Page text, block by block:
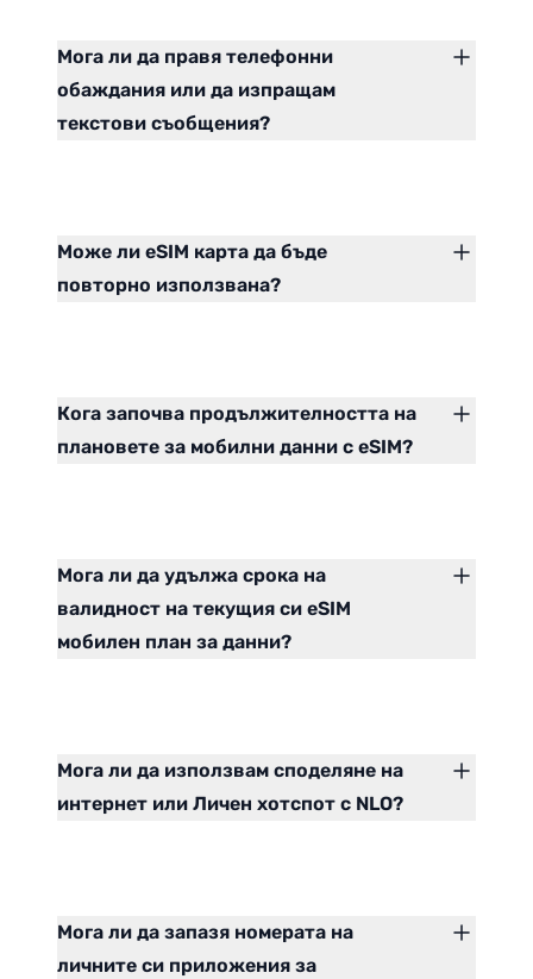
Мога ли да правя телефонни
обаждания или да изпращам
текстови съобщения?
Може ли eSIM карта да бъде
повторно използвана?
Кога започва продължителността на
плановете за мобилни данни с eSIM?
Мога ли да удължа срока на
валидност на текущия си eSIM
мобилен план за данни?
Мога ли да използвам споделяне на
интернет или Личен хотспот с NLO?
Мога ли да запазя номерата на
личните си приложения за